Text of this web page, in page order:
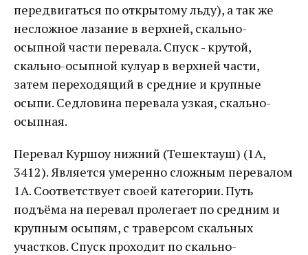
передвигаться по открытому льду), а так же
несложное лазание в верхней, скально-
осыпной части перевала. Спуск - крутой,
скально-осыпной кулуар в верхней части,
затем переходящий в средние и крупные
осыпи. Седловина перевала узкая, скально-
осыпная.
Перевал Куршоу нижний (Тешектауш) (1А,
3412). Является умеренно сложным перевалом
1А. Соответствует своей категории. Путь
подъёма на перевал пролегает по средним и
крупным осыпям, с траверсом скальных
участков. Спуск проходит по скально-